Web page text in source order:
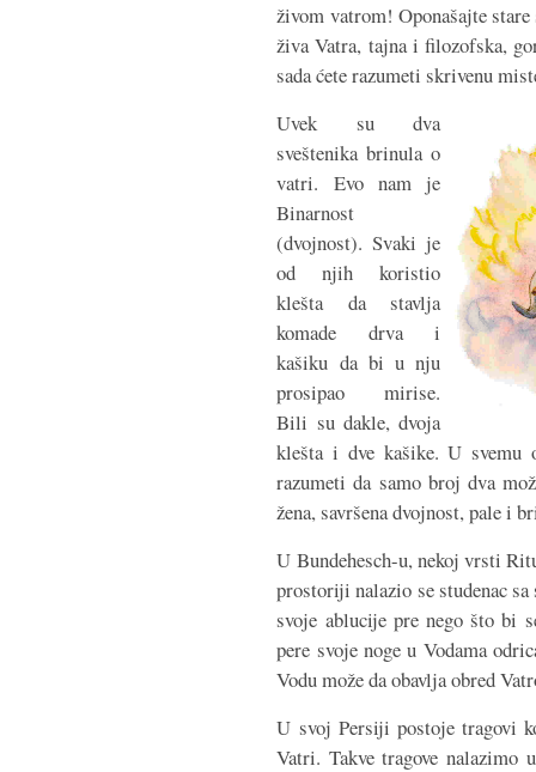
živom vatrom! Oponašajte
živa Vatra, tajna i filozofska,
sada ćete razumeti skrivenu
Uvek su dva
sveštenika brinula o
vatri. Evo nam je
Binarnost
(dvojnost). Svaki je
od njih koristio
klešta da stavlja
komade drva i
kašiku da bi u nju
prosipao mirise.
Bili su dakle, dvoja
klešta i dve kašike. U svemu
razumeti da samo broj dva
žena, savršena dvojnost, pale i
U Bundehesch-u, nekoj vrsti
prostoriji nalazio se studenac
svoje ablucije pre nego što bi
pere svoje noge u Vodama
Vodu može da obavlja obred
U svoj Persiji postoje tragovi
Vatri. Takve tragove nalazimo